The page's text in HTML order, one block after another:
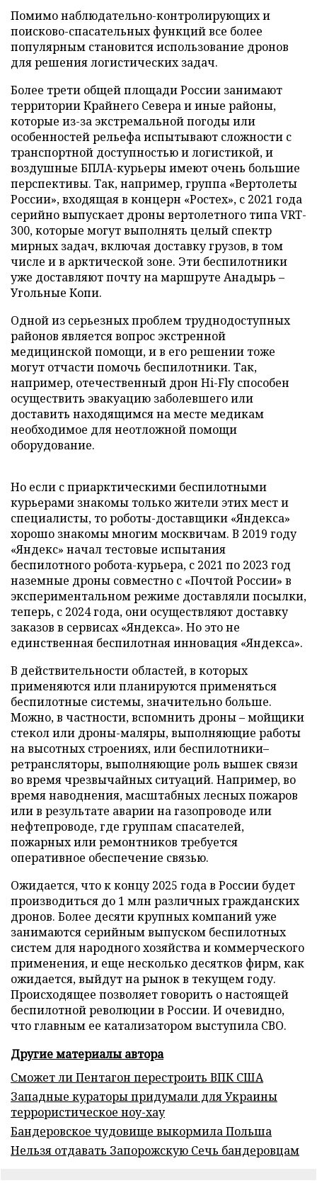
Помимо наблюдательно-контролирующих и
поисково-спасательных функций все более
популярным становится использование дронов
для решения логистических задач.
Более трети общей площади России занимают
территории Крайнего Севера и иные районы,
которые из-за экстремальной погоды или
особенностей рельефа испытывают сложности с
транспортной доступностью и логистикой, и
воздушные БПЛА-курьеры имеют очень большие
перспективы. Так, например, группа «Вертолеты
России», входящая в концерн «Ростех», с 2021 года
серийно выпускает дроны вертолетного типа VRT-
300, которые могут выполнять целый спектр
мирных задач, включая доставку грузов, в том
числе и в арктической зоне. Эти беспилотники
уже доставляют почту на маршруте Анадырь –
Угольные Копи.
Одной из серьезных проблем труднодоступных
районов является вопрос экстренной
медицинской помощи, и в его решении тоже
могут отчасти помочь беспилотники. Так,
например, отечественный дрон Hi-Fly способен
осуществить эвакуацию заболевшего или
доставить находящимся на месте медикам
необходимое для неотложной помощи
оборудование.
Но если с приарктическими беспилотными
курьерами знакомы только жители этих мест и
специалисты, то роботы-доставщики «Яндекса»
хорошо знакомы многим москвичам. В 2019 году
«Яндекс» начал тестовые испытания
беспилотного робота-курьера, с 2021 по 2023 год
наземные дроны совместно с «Почтой России» в
экспериментальном режиме доставляли посылки,
теперь, с 2024 года, они осуществляют доставку
заказов в сервисах «Яндекса». Но это не
единственная беспилотная инновация «Яндекса».
В действительности областей, в которых
применяются или планируются применяться
беспилотные системы, значительно больше.
Можно, в частности, вспомнить дроны – мойщики
стекол или дроны-маляры, выполняющие работы
на высотных строениях, или беспилотники–
ретрансляторы, выполняющие роль вышек связи
во время чрезвычайных ситуаций. Например, во
время наводнения, масштабных лесных пожаров
или в результате аварии на газопроводе или
нефтепроводе, где группам спасателей,
пожарных или ремонтников требуется
оперативное обеспечение связью.
Ожидается, что к концу 2025 года в России будет
производиться до 1 млн различных гражданских
дронов. Более десяти крупных компаний уже
занимаются серийным выпуском беспилотных
систем для народного хозяйства и коммерческого
применения, и еще несколько десятков фирм, как
ожидается, выйдут на рынок в текущем году.
Происходящее позволяет говорить о настоящей
беспилотной революции в России. И очевидно,
что главным ее катализатором выступила СВО.
Другие материалы автора
Сможет ли Пентагон перестроить ВПК США
Западные кураторы придумали для Украины
террористическое ноу-хау
Бандеровское чудовище выкормила Польша
Нельзя отдавать Запорожскую Сечь бандеровцам